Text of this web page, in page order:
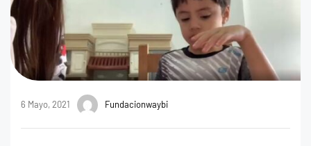
6 Mayo, 2021 Fundacionwaybi